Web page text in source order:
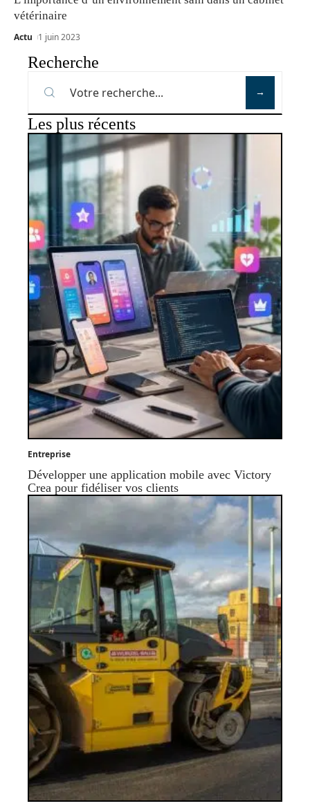
vétérinaire
Actu 1 juin 2023
Recherche
Les plus récents
Entreprise
Développer une application mobile avec Victory
Crea pour fidéliser vos clients